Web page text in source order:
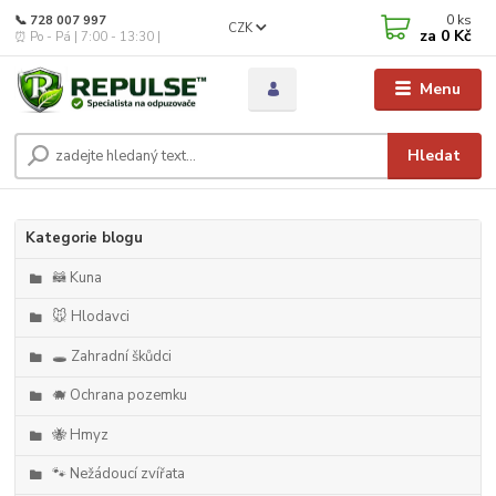
Menu
CZK
Hledat
📞 728 007 997
⏰ Po - Pá | 7:00 - 13:30 |
0 ks
za 0 Kč
Kategorie blogu
🦝 Kuna
🐭 Hlodavci
🕳️ Zahradní škůdci
🐗 Ochrana pozemku
🐝 Hmyz
🐾 Nežádoucí zvířata